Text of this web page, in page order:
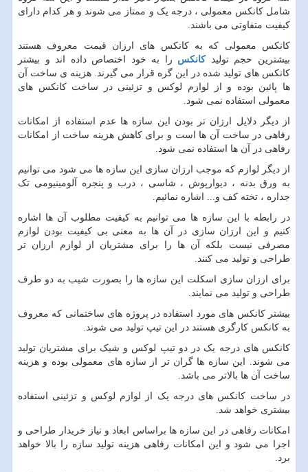
شامل کانکس معمولی ، درجه یک و ممتاز می شوند و هر کدام دارای
کیفیت متفاوتی می باشند.
کانکس معمولی که به کانکس های ارزان قیمت معروف هستند
بیشترین حجم تولیدکانکس را به خود اختصاص داده اند و بیشتر
کانکس های تولید شده در این گره قرار می گیرند. هزینه ی ساخت آن
ها پائین بوده و از لوازم لوکس و تزئینی در ساخت کانکس های
معمولی استفاده نمی شود.
از دیگر دلایل ارزان تر بودن این سازه ها عدم استفاده از امکانات
رفاهی در ساخت آن ها است و برای کاهش هزینه ساخت از امکانات
رفاهی در آن ها استفاده نمی شود.
از دیگر لوازم که موجب ارزان سازی این سازه ها می شود می توانیم
به ورق بدنه ، دیوارپوش ، شاسی ، درب و پنجره آلومینیومی تک
جداره ، تخته کف و... اشاره نمائیم.
در رابطه با این سازه ها می توانیم به کیفیت مطلوب آن ها اشاره
کنیم و این ارزان سازی در آن ها به معنی بی کیفیت بودن لوازم
مصرفی نیست بلکه آن ها را برای مشتریان از لوازم ارزان تر
طراحی و تولید می کنند.
برای ارزان سازی اسکلت این سازه ها را بصورت شیب به دو طرف
طراحی و تولید می نمایند.
بیشتر کانکس های مورد استفاده در پروژه های ساختمانی که معروف
به کانکس کارگری هستند در این تیپ تولید می شوند.
کانکس های درجه یک در دو تیپ لوکس و شیک برای مشتریان تولید
می شوند. این سازه ها گران تر از سازه های معمولی بوده و هزینه
ساخت آن ها بالاتر می باشد.
در ساخت کانکس های درجه یک از لوازم لوکس و تزئینی استفاده
بیشتری خواهد شد.
امکانات رفاهی در این سازه ها براساس ابعاد و نیاز خریدار طراحی و
اجرا می شود و این امکانات رفاهی هزینه تولید سازه را بالا خواهد
برد.